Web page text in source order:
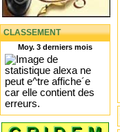
CLASSEMENT
Moy. 3 derniers mois